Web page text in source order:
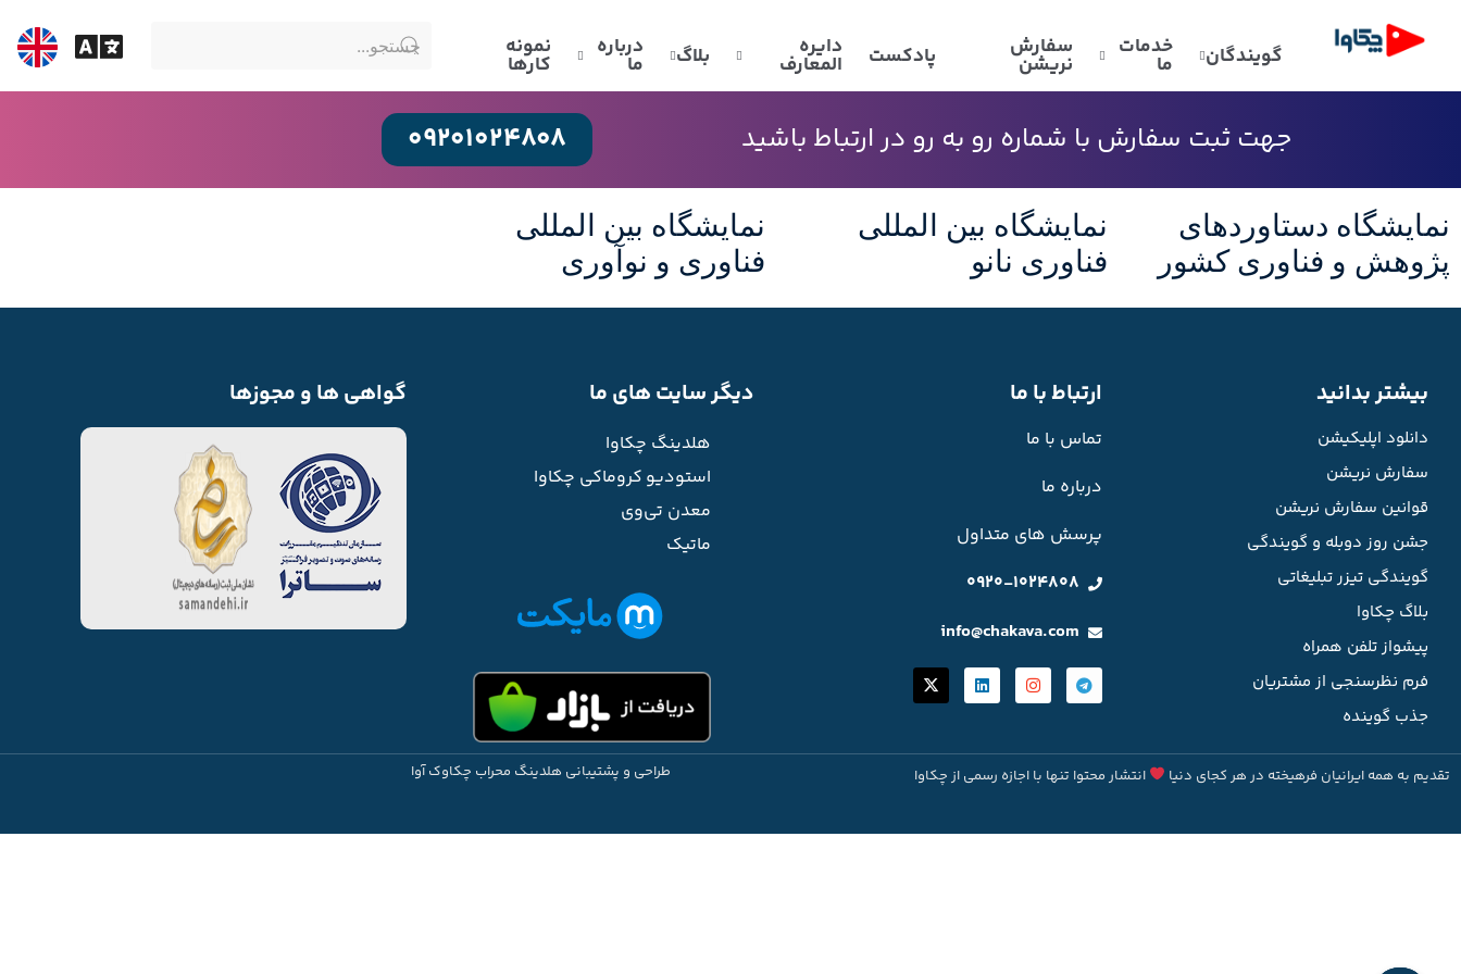
گویندگان خدمات
ما
سفارش
نریشن پادکست دایره
المعارف بلاگ درباره
ما
نمونه
کارها
جهت ثبت سفارش با شماره رو به رو در ارتباط باشید 09201024808
نمایشگاه دستاوردهای
پژوهش و فناوری کشور
نمایشگاه بین المللی
فناوری نانو
نمایشگاه بین المللی
فناوری و نوآوری
بیشتر بدانید
دانلود اپلیکیشن
سفارش نریشن
قوانین سفارش نریشن
جشن روز دوبله و گویندگی
گویندگی تیزر تبلیغاتی
بلاگ چکاوا
پیشواز تلفن همراه
فرم نظرسنجی از مشتریان
جذب گوینده
ارتباط با ما
تماس با ما
درباره ما
پرسش های متداول
0920-1024808
info@chakava.com
دیگر سایت های ما
هلدینگ چکاوا
استودیو کروماکی چکاوا
معدن تی‌وی
ماتیک
گواهی ها و مجوزها
تقدیم به همه ایرانیان فرهیخته در هر کجای دنیا انتشار محتوا تنها با اجازه رسمی از چکاوا طراحی و پشتیبانی هلدینگ محراب چکاوک آوا